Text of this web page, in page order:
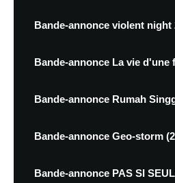
Bande-annonce violent night
Bande-annonce La vie d'une
Bande-annonce Rumah
Bande-annonce Geo-storm
Bande-annonce PAS SI